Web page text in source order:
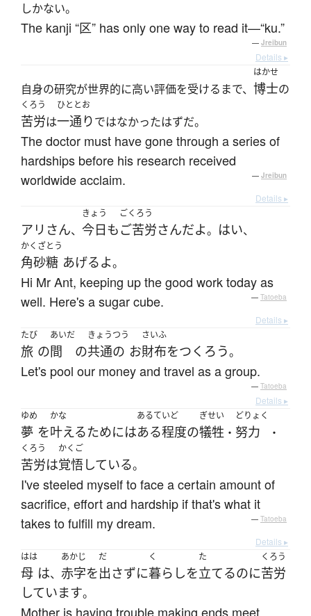
しかない。
The kanji “区” has only one way to read it—“ku.”
— Jreibun
Details ▸
自身の研究が世界的に高い評価を受けるまで、
はかせ
博士の
くろう
苦労は
ひととお
一通りではなかったはずだ。
The doctor must have gone through a series of
hardships before his research received
worldwide acclaim.
— Jreibun
Details ▸
アリ さん、
きょう
今日も
ごくろう
ご苦労さんだよ。 はい、
かくざとう
角砂糖 あげるよ。
Hi Mr Ant, keeping up the good work today as
well. Here's a sugar cube.
— Tatoeba
Details ▸
たび
旅 の
あいだ
間 の
きょうつう
共通の お
さいふ
財布をつくろう。
Let's pool our money and travel as a group.
— Tatoeba
Details ▸
ゆめ
夢 を
かな
叶えるためには
あるていど
ある程度の
ぎせい
犠牲 ・
どりょく
努力 ・
くろう
苦労は
かくご
覚悟している。
I've steeled myself to face a certain amount of
sacrifice, effort and hardship if that's what it
takes to fulfill my dream.
— Tatoeba
Details ▸
はは
母 は、
あかじ
赤字を
だ
出さずに
く
暮らしを
た
立てるのに
くろう
苦労
しています。
Mother is having trouble making ends meet.